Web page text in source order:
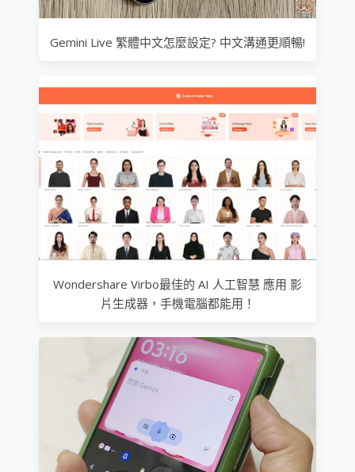
Gemini Live 繁體中文怎麼設定? 中文溝通更順暢!
Wondershare Virbo最佳的 AI 人工智慧 應用 影
片生成器，手機電腦都能用！